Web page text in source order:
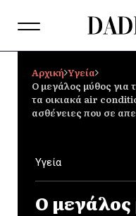
Αρχική Υγεία
Ο μεγάλος μύθος
τα οικιακά air
ασθένειες που σε
Υγεία
Ο μεγάλος